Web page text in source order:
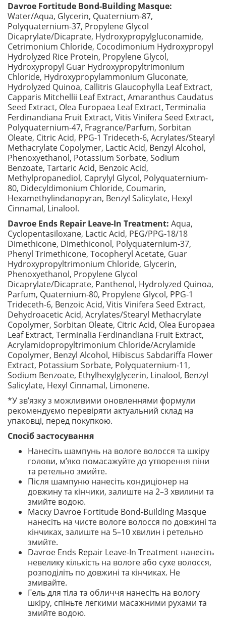
Davroe Fortitude Bond-Building Masque:
Water/Aqua, Glycerin, Quaternium-87,
Polyquaternium-37, Propylene Glycol
Dicaprylate/Dicaprate, Hydroxypropylgluconamide,
Cetrimonium Chloride, Cocodimonium Hydroxypropyl
Hydrolyzed Rice Protein, Propylene Glycol,
Hydroxypropyl Guar Hydroxypropyltrimonium
Chloride, Hydroxypropylammonium Gluconate,
Hydrolyzed Quinoa, Callitris Glaucophylla Leaf Extract,
Capparis Mitchellii Leaf Extract, Amaranthus Caudatus
Seed Extract, Olea Europaea Leaf Extract, Terminalia
Ferdinandiana Fruit Extract, Vitis Vinifera Seed Extract,
Polyquaternium-47, Fragrance/Parfum, Sorbitan
Oleate, Citric Acid, PPG-1 Trideceth-6, Acrylates/Stearyl
Methacrylate Copolymer, Lactic Acid, Benzyl Alcohol,
Phenoxyethanol, Potassium Sorbate, Sodium
Benzoate, Tartaric Acid, Benzoic Acid,
Methylpropanediol, Caprylyl Glycol, Polyquaternium-
80, Didecyldimonium Chloride, Coumarin,
Hexamethylindanopyran, Benzyl Salicylate, Hexyl
Cinnamal, Linalool.
Davroe Ends Repair Leave-In Treatment: Aqua,
Cyclopentasiloxane, Lactic Acid, PEG/PPG-18/18
Dimethicone, Dimethiconol, Polyquaternium-37,
Phenyl Trimethicone, Tocopheryl Acetate, Guar
Hydroxypropyltrimonium Chloride, Glycerin,
Phenoxyethanol, Propylene Glycol
Dicaprylate/Dicaprate, Panthenol, Hydrolyzed Quinoa,
Parfum, Quaternium-80, Propylene Glycol, PPG-1
Trideceth-6, Benzoic Acid, Vitis Vinifera Seed Extract,
Dehydroacetic Acid, Acrylates/Stearyl Methacrylate
Copolymer, Sorbitan Oleate, Citric Acid, Olea Europaea
Leaf Extract, Terminalia Ferdinandiana Fruit Extract,
Acrylamidopropyltrimonium Chloride/Acrylamide
Copolymer, Benzyl Alcohol, Hibiscus Sabdariffa Flower
Extract, Potassium Sorbate, Polyquaternium-11,
Sodium Benzoate, Ethylhexylglycerin, Linalool, Benzyl
Salicylate, Hexyl Cinnamal, Limonene.
*У зв’язку з можливими оновленнями формули
рекомендуємо перевіряти актуальний склад на
упаковці, перед покупкою.
Спосіб застосування
Нанесіть шампунь на вологе волосся та шкіру
голови, м’яко помасажуйте до утворення піни
та ретельно змийте.
Після шампуню нанесіть кондиціонер на
довжину та кінчики, залиште на 2–3 хвилини та
змийте водою.
Маску Davroe Fortitude Bond-Building Masque
нанесіть на чисте вологе волосся по довжині та
кінчиках, залиште на 5–10 хвилин і ретельно
змийте.
Davroe Ends Repair Leave-In Treatment нанесіть
невелику кількість на вологе або сухе волосся,
розподіліть по довжині та кінчиках. Не
змивайте.
Гель для тіла та обличчя нанесіть на вологу
шкіру, спіньте легкими масажними рухами та
змийте водою.